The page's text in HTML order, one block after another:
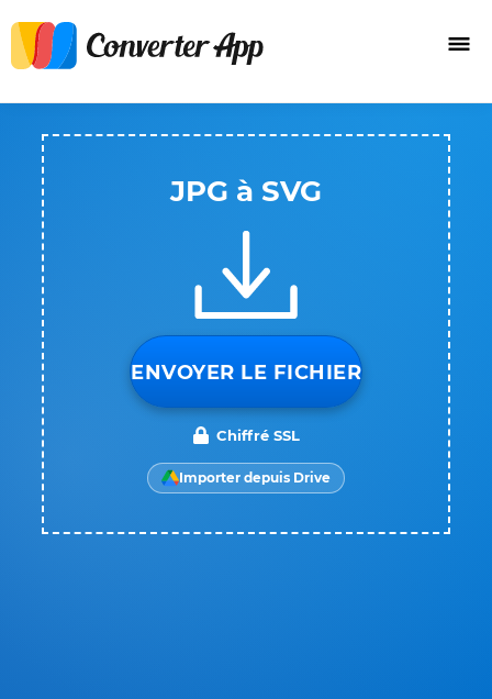
JPG à SVG
ENVOYER LE FICHIER
Chiffré SSL
Importer depuis Drive